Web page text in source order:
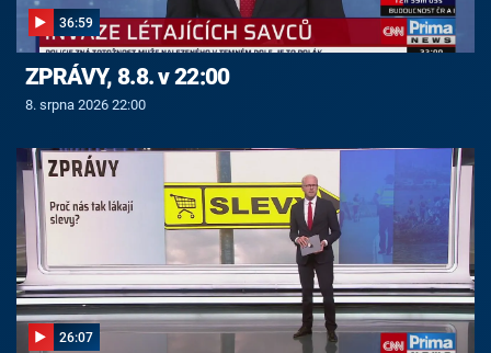
36:59
ZPRÁVY, 8.8. v 22:00
8. srpna 2026 22:00
26:07